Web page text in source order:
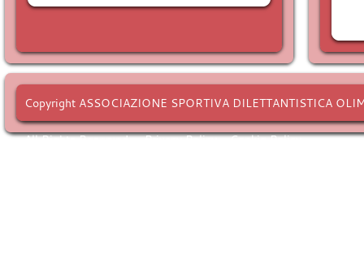
Copyright ASSOCIAZIONE SPORTIVA DILETTANTISTICA
All Rights Reserved. -Privacy Policy-Cookie Policy